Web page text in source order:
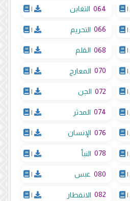
|
064 التغابن |
|
066 التحريم |
|
068 القلم |
|
070 المعارج |
|
072 الجن |
|
074 المدثر |
|
076 الإنسان |
|
078 النبأ |
|
080 عبس |
|
082 الانفطار |